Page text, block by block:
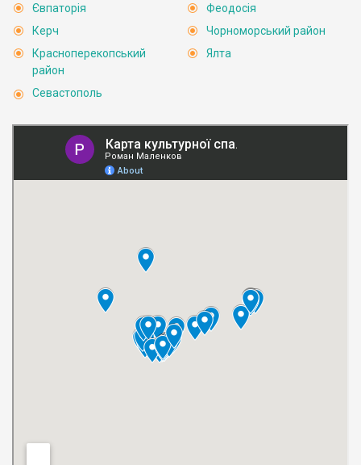
Євпаторія
Керч
Красноперекопський
район
Севастополь
Феодосія
Чорноморський район
Ялта